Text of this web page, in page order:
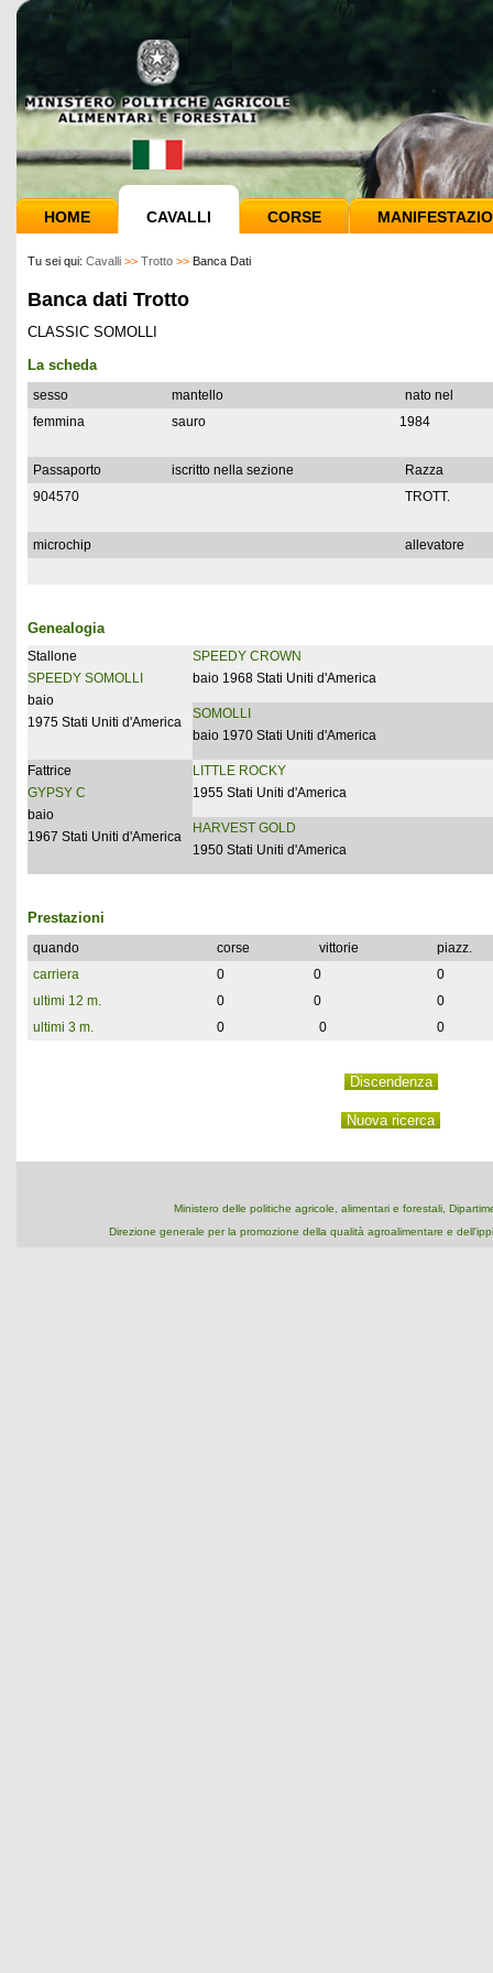
HOME CAVALLI CORSE
Tu sei qui: Cavalli >> Trotto >> Banca Dati
Banca dati Trotto
CLASSIC SOMOLLI
La scheda
sesso mantello
nato nel
femmina
sauro 1984
Passaporto iscritto nella sezione
Razza
904570
TROTT.
microchip allevatore
Genealogia
Stallone
SPEEDY SOMOLLI
baio
1975 Stati Uniti d'America
SPEEDY CROWN
baio 1968 Stati Uniti d'America
SOMOLLI
baio 1970 Stati Uniti d'America
Fattrice
GYPSY C
baio
1967 Stati Uniti d'America
LITTLE ROCKY
1955 Stati Uniti d'America
HARVEST GOLD
1950 Stati Uniti d'America
Prestazioni
quando corse vittorie
piazz.
carriera
0 0
0
ultimi 12 m.
0 0
0
ultimi 3 m.
0 0 0
Ministero delle politiche agricole, alimentari e forestali,
Direzione generale per la promozione della qualità agroalimentare e